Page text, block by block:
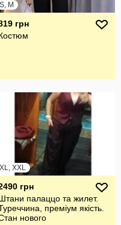
S, M
грн
XL, XXL
грн
палаццо та жилет.
преміум якість.
нового